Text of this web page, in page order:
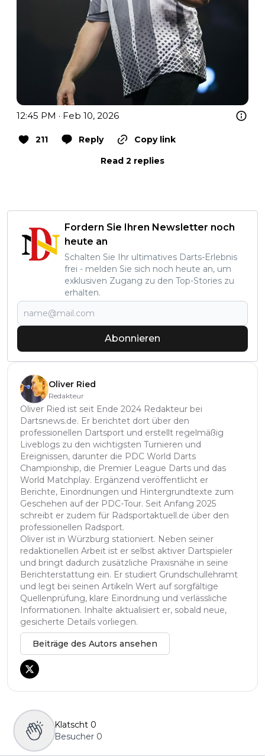
12:45 PM · Feb 10, 2026
211 Reply
Copy link
Read 2 replies
Fordern Sie Ihren Newsletter noch
heute an
Schalten Sie Ihr ultimatives Darts-Erlebnis
frei - melden Sie sich noch heute an, um
exklusiven Zugang zu den Top-Stories zu
erhalten.
Abonnieren
Oliver Ried
Redakteur
Oliver Ried ist seit Ende 2024 Redakteur bei
Dartsnews.de. Er berichtet dort über den
professionellen Dartsport und erstellt regelmäßig
Liveblogs zu den wichtigsten Turnieren und
Ereignissen, darunter die PDC World Darts
Championship, die Premier League Darts und das
World Matchplay. Ergänzend veröffentlicht er
Berichte, Einordnungen und Hintergrundtexte zum
Geschehen auf der PDC-Tour. Seit Anfang 2025
schreibt er zudem für Radsportaktuell.de über den
professionellen Radsport.
Oliver ist in Würzburg stationiert. Neben seiner
redaktionellen Arbeit ist er selbst aktiver Dartspieler
und bringt dadurch zusätzliche Praxisnähe in seine
Berichterstattung ein. Er studiert Grundschullehramt
und legt bei seinen Artikeln Wert auf sorgfältige
Quellenprüfung, klare Einordnung und verlässliche
Informationen. Inhalte aktualisiert er, sobald neue,
gesicherte Details vorliegen.
Beiträge des Autors ansehen
Klatscht 0
Besucher 0